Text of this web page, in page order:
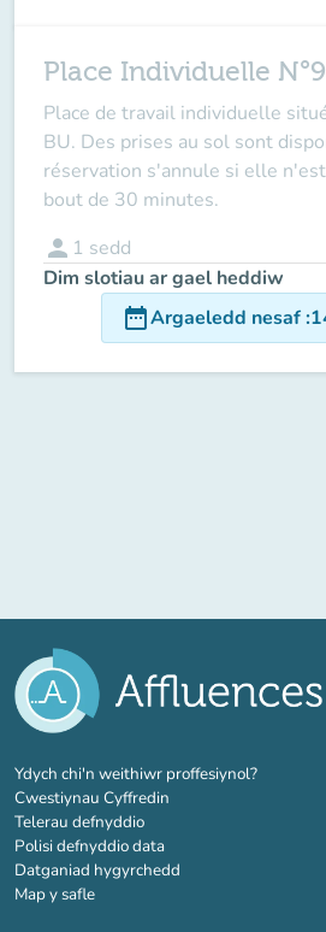
Place Individuelle N°9
Place de travail individuelle
BU. Des prises au sol sont
réservation s'annule si elle
bout de 30 minutes.
person 1 sedd
Dim slotiau ar gael heddiw
date_rangeArgaeledd nesaf:
Ydych chi'n weithiwr proffesiynol?(tab
Cwestiynau Cyffredin
Telerau defnyddio
Polisi defnyddio data
Datganiad hygyrchedd
Map y safle